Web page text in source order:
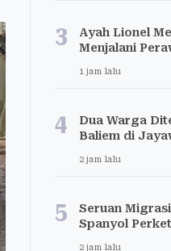
3
Ayah Lionel
Menjalani
1 jam lalu
4
Dua Warga
Baliem di
2 jam lalu
5
Seruan
Spanyol
2 jam lalu